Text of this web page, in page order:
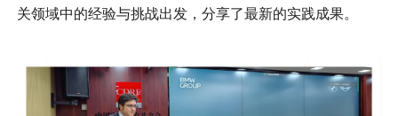
关领域中的经验与挑战出发，分享了最新的实践成果。